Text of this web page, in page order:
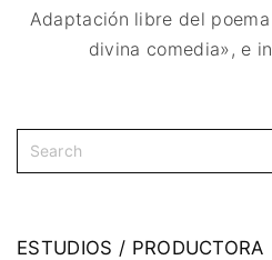
Adaptación libre del
divina comedia», e
ESTUDIOS / PRODUCTORA